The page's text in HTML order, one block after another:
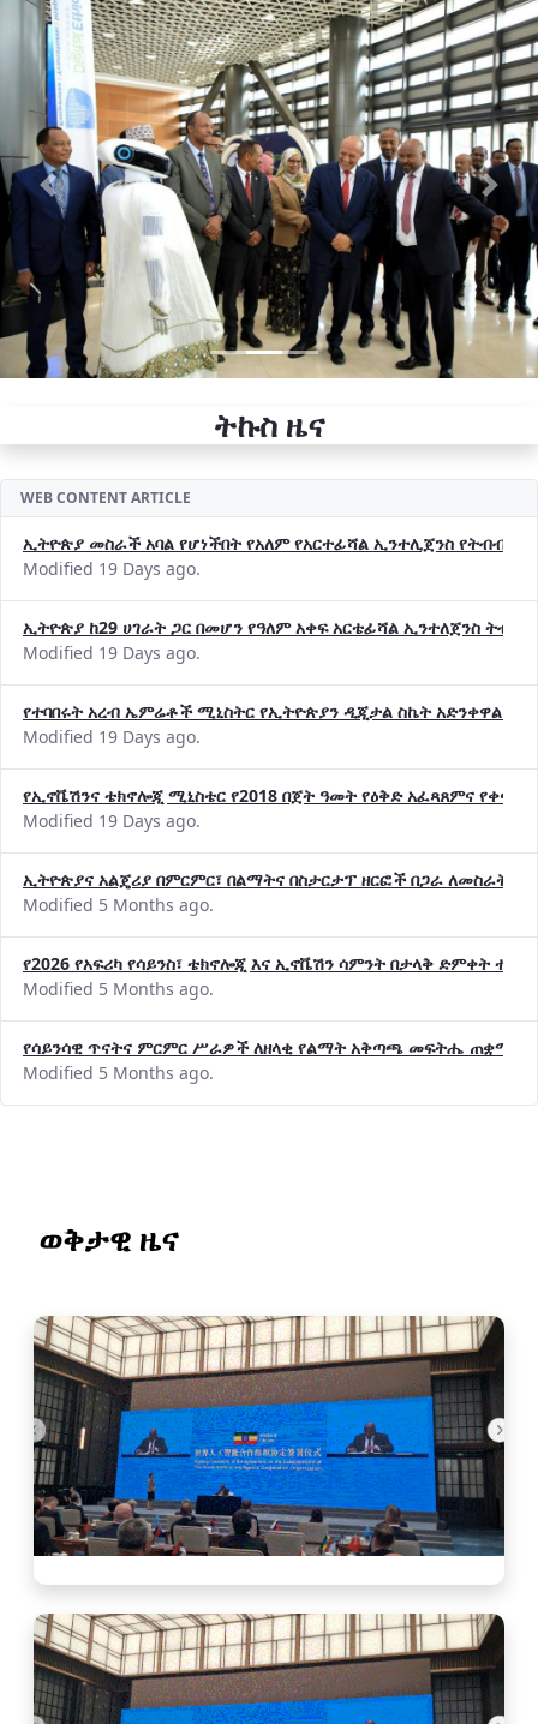
Previous Next
ትኩስ ዜና
WEB CONTENT ARTICLE
ኢትዮጵያ መስራች አባል የሆነችበት የአለም የአርተፊሻል ኢንተሊጀንስ የትብብር
Modified 19 Days ago.
ኢትዮጵያ ከ29 ሀገራት ጋር በመሆን የዓለም አቀፍ አርቴፊሻል ኢንተለጀንስ
Modified 19 Days ago.
የተባበሩት አረብ ኤምሬቶች ሚኒስትር የኢትዮጵያን ዲጂታል ስኬት አድንቀዋል
Modified 19 Days ago.
የኢኖቬሽንና ቴክኖሎጂ ሚኒስቴር የ2018 በጀት ዓመት የዕቅድ አፈጻጸምና
Modified 19 Days ago.
ኢትዮጵያና አልጄሪያ በምርምር፣ በልማትና በስታርታፕ ዘርፎች በጋራ ለመስራት
Modified 5 Months ago.
የ2026 የአፍሪካ የሳይንስ፣ ቴክኖሎጂ እና ኢኖቬሽን ሳምንት በታላቅ ድምቀት
Modified 5 Months ago.
የሳይንሳዊ ጥናትና ምርምር ሥራዎች ለዘላቂ የልማት አቅጣጫ መፍትሔ ጠቋሚ
Modified 5 Months ago.
ወቅታዊ ዜና